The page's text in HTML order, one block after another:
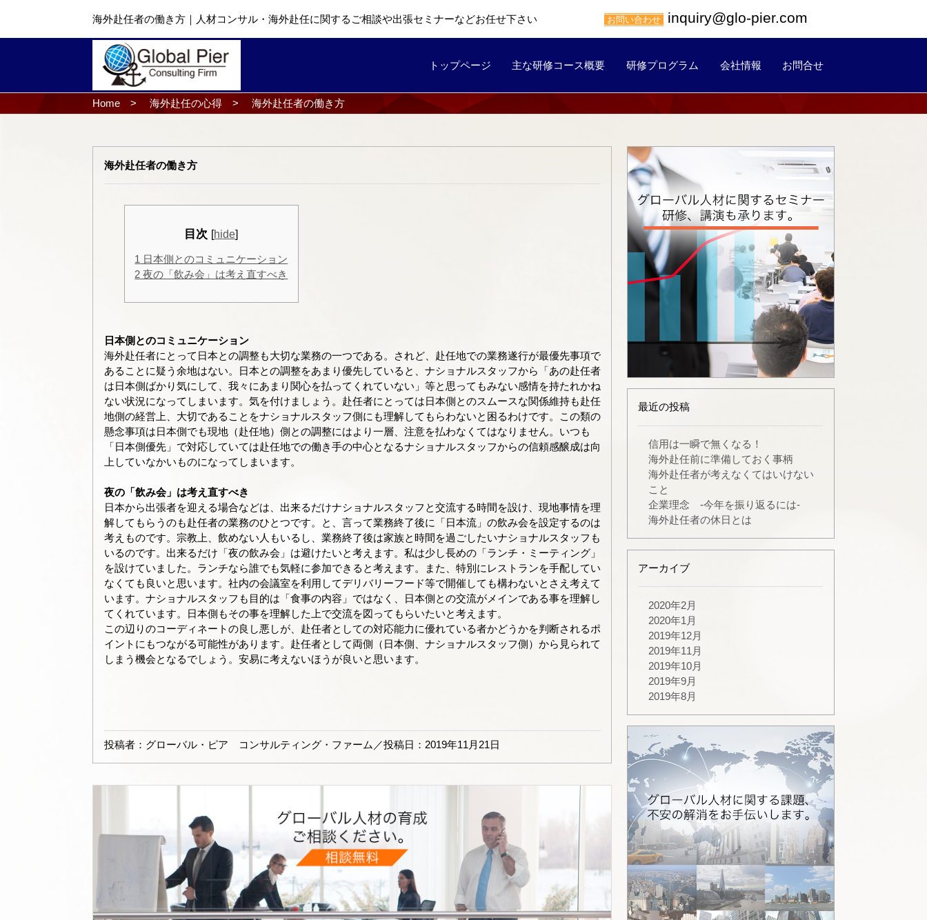
海外赴任者の働き方｜ 人材コンサル・海外赴任に関するご相談や出張セミナーなどお任せ下さい お問い合わせ inquiry@glo-pier.com
トップページ 主な研修コース概要 研修プログラム 会社情報 お問合せ
Home >海外赴任の心得 >海外赴任者の働き方
海外赴任者の働き方
目次 [hide]
1
日本側とのコミュニケーション
2 夜の「飲み会」は考え直すべき
日本側とのコミュニケーション
海外赴任者にとって日本との調整も大切な業務の一つである。されど、赴任地での業務遂行が最優先事項で
あることに疑う余地はない。日本との調整をあまり優先していると、ナショナルスタッフから「あの赴任者
は日本側ばかり気にして、我々にあまり関心を払ってくれていない」等と思ってもみない感情を持たれかね
ない状況になってしまいます。気を付けましょう。赴任者にとっては日本側とのスムースな関係維持も赴任
地側の経営上、大切であることをナショナルスタッフ側にも理解してもらわないと困るわけです。この類の
懸念事項は日本側でも現地（赴任地）側との調整にはより一層、注意を払わなくてはなりません。いつも
「日本側優先」で対応していては赴任地での働き手の中心となるナショナルスタッフからの信頼感醸成は向
上していなかいものになってしまいます。
夜の「飲み会」は考え直すべき
日本から出張者を迎える場合などは、出来るだけナショナルスタッフと交流する時間を設け、現地事情を理
解してもらうのも赴任者の業務のひとつです。と、言って業務終了後に「日本流」の飲み会を設定するのは
考えものです。宗教上、飲めない人もいるし、業務終了後は家族と時間を過ごしたいナショナルスタッフも
いるのです。出来るだけ「夜の飲み会」は避けたいと考えます。私は少し長めの「ランチ・ミーティング」
を設けていました。ランチなら誰でも気軽に参加できると考えます。また、特別にレストランを手配してい
なくても良いと思います。社内の会議室を利用してデリバリーフード等で開催しても構わないとさえ考えて
います。ナショナルスタッフも目的は「食事の内容」ではなく、日本側との交流がメインである事を理解し
てくれています。日本側もその事を理解した上で交流を図ってもらいたいと考えます。
この辺りのコーディネートの良し悪しが、赴任者としての対応能力に優れている者かどうかを判断されるポ
イントにもつながる可能性があります。赴任者として両側（日本側、ナショナルスタッフ側）から見られて
しまう機会となるでしょう。安易に考えないほうが良いと思います。
投稿者： グローバル・ピア コンサルティング・ファーム ／投稿日：2019年11月21日
最近の投稿
信用は一瞬で無くなる！
海外赴任前に準備しておく事柄
海外赴任者が考えなくてはいけない
こと
企業理念 -今年を振り返るには-
海外赴任者の休日とは
アーカイブ
2020年2月
2020年1月
2019年12月
2019年11月
2019年10月
2019年9月
2019年8月